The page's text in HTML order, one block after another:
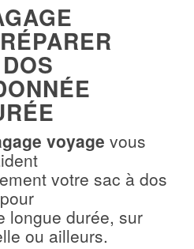
voyage vous
votre sac à dos
pour
longue durée, sur
ou ailleurs.